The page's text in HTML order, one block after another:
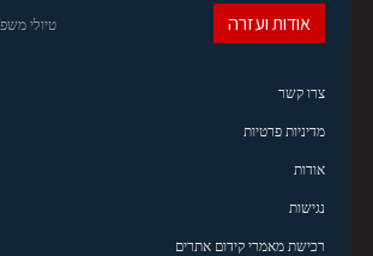
טיולי אודות ועזרה
צרו קשר
מדיניות פרטיות
אודות
נגישות
רכישת מאמרי קידום אתרים